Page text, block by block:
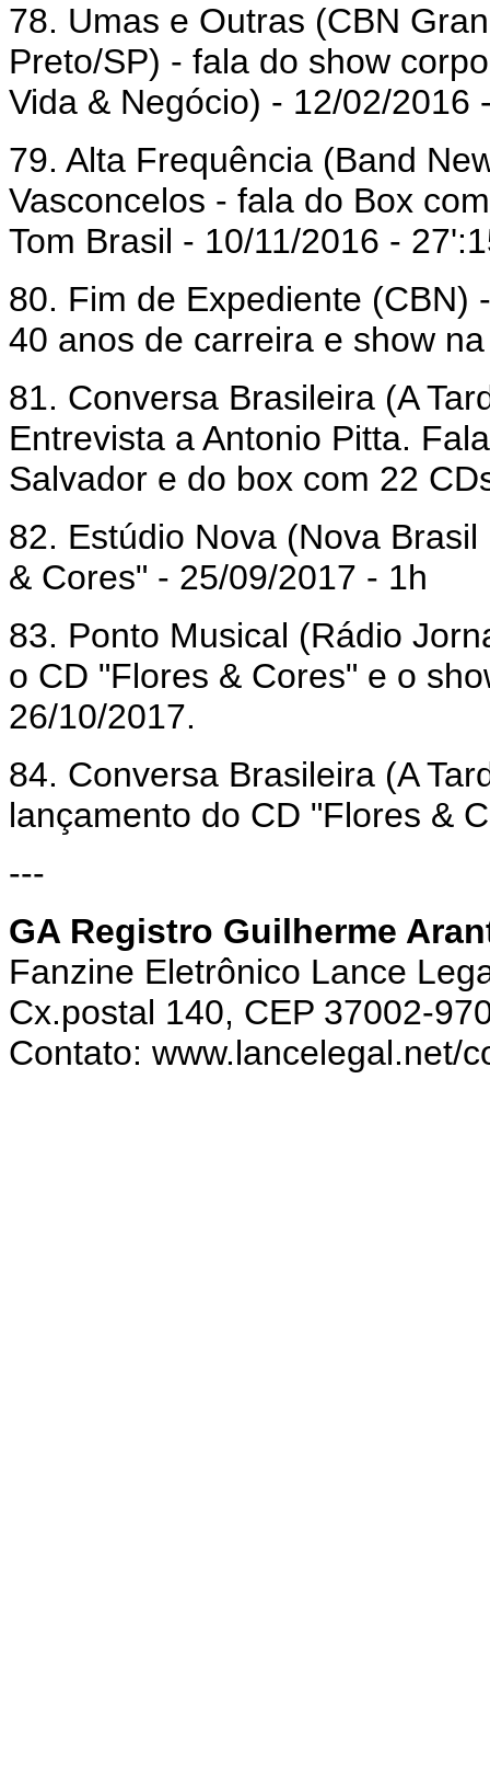
78. Umas e Outras (CBN
Preto/SP) - fala do show
Vida & Negócio) - 12/02/2016
79. Alta Frequência (Band
Vasconcelos - fala do Box
Tom Brasil - 10/11/2016 -
80. Fim de Expediente (CBN)
40 anos de carreira e show
81. Conversa Brasileira (A
Entrevista a Antonio Pitta.
Salvador e do box com 22
82. Estúdio Nova (Nova
& Cores" - 25/09/2017 - 1h
83. Ponto Musical (Rádio
o CD "Flores & Cores" e o
26/10/2017.
84. Conversa Brasileira (A
lançamento do CD "Flores &
---
GA Registro Guilherme
Fanzine Eletrônico Lance
Cx.postal 140, CEP 37002-
Contato: www.lancelegal.net/